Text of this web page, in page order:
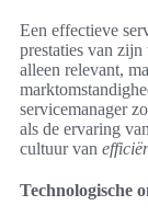
Een effectieve
prestaties van
alleen relevant,
servicemanager
als de ervaring
cultuur van
Technologische